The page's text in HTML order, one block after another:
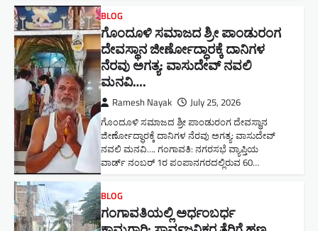
BLOG
ಗೊಂದೂಳಿ ಸಮಾಜದ ಶ್ರೀ ಪಾಂಡುರಂಗ
ದೇವಸ್ಥಾನ ಜೀರ್ಣೋದ್ಧಾರಕ್ಕೆ ದಾನಿಗಳ
ನೆರವು ಅಗತ್ಯ: ವಾಸುದೇವ್ ನವಲಿ
ಮನವಿ​….
Ramesh Nayak July 25, 2026
ಗೊಂದೂಳಿ ಸಮಾಜದ ಶ್ರೀ ಪಾಂಡುರಂಗ ದೇವಸ್ಥಾನ
ಜೀರ್ಣೋದ್ಧಾರಕ್ಕೆ ದಾನಿಗಳ ನೆರವು ಅಗತ್ಯ: ವಾಸುದೇವ್
ನವಲಿ ಮನವಿ​…. ಗಂಗಾವತಿ: ​ನಗರಸಭೆ ವ್ಯಾಪ್ತಿಯ
ವಾರ್ಡ್ ನಂಬರ್ 1ರ ಪಂಪಾನಗರದಲ್ಲಿರುವ 60…
BLOG
ಗಂಗಾವತಿಯಲ್ಲಿ ಅರ್ಧಂಬರ್ಧ